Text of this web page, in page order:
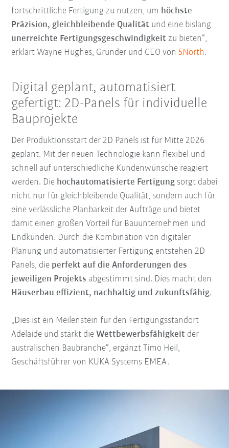
fortschrittliche Fertigung zu nutzen, um höchste
Präzision, gleichbleibende Qualität und eine bislang
unerreichte Fertigungsgeschwindigkeit zu bieten“,
erklärt Wayne Hughes, Gründer und CEO von5North.
Digital geplant, automatisiert
gefertigt: 2D-Panels für individuelle
Bauprojekte
Der Produktionsstart der 2D Panels ist für Mitte 2026
geplant. Mit der neuen Technologie kann flexibel und
schnell auf unterschiedliche Kundenwünsche reagiert
werden. Die hochautomatisierte Fertigung sorgt dabei
nicht nur für gleichbleibende Qualität, sondern auch für
eine verlässliche Planbarkeit der Aufträge und bietet
damit einen großen Vorteil für Bauunternehmen und
Endkunden. Durch die Kombination von digitaler
Planung und automatisierter Fertigung entstehen 2D
Panels, die perfekt auf die Anforderungen des
jeweiligen Projekts abgestimmt sind. Dies macht den
Häuserbau effizient, nachhaltig und zukunftsfähig.
„Dies ist ein Meilenstein für den Fertigungsstandort
Adelaide und stärkt die Wettbewerbsfähigkeit der
australischen Baubranche“, ergänzt Timo Heil,
Geschäftsführer von KUKA Systems EMEA.